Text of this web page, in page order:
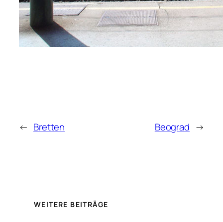
← Bretten Beograd →
WEITERE BEITRÄGE